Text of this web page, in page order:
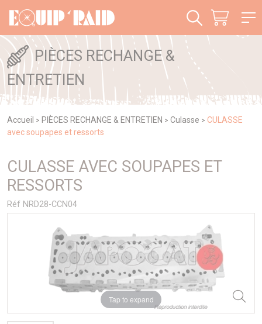
PIÈCES RECHANGE &
ENTRETIEN
Accueil > PIÈCES RECHANGE & ENTRETIEN > Culasse > CULASSE
avec soupapes et ressorts
CULASSE AVEC SOUPAPES ET
RESSORTS
Réf NRD28-CCN04
Tap to expand
Panneau de gestion des cookies